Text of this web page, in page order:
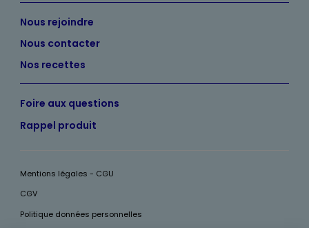
Nous rejoindre
Nous contacter
Nos recettes
Foire aux questions
Rappel produit
Mentions légales - CGU
CGV
Politique données personnelles